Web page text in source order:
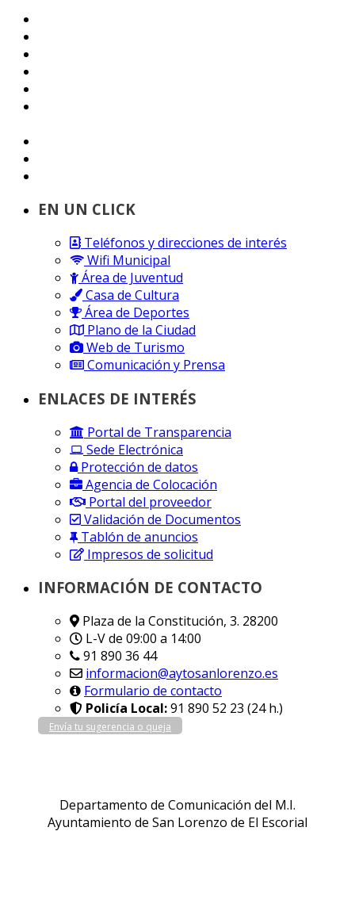
EN UN CLICK
Teléfonos y direcciones de interés
Wifi Municipal
Área de Juventud
Casa de Cultura
Área de Deportes
Plano de la Ciudad
Web de Turismo
Comunicación y Prensa
ENLACES DE INTERÉS
Portal de Transparencia
Sede Electrónica
Protección de datos
Agencia de Colocación
Portal del proveedor
Validación de Documentos
Tablón de anuncios
Impresos de solicitud
INFORMACIÓN DE CONTACTO
Plaza de la Constitución, 3. 28200
L-V de 09:00 a 14:00
91 890 36 44
informacion@aytosanlorenzo.es
Formulario de contacto
Policía Local:91 890 52 23 (24 h.)
Envía tu sugerencia o queja
Departamento de Comunicación del M.I.
Ayuntamiento de San Lorenzo de El Escorial